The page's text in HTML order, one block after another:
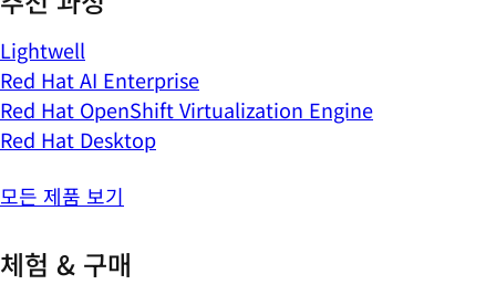
Lightwell
Red Hat AI Enterprise
Red Hat OpenShift Virtualization Engine
Red Hat Desktop
모든 제품 보기
체험 & 구매